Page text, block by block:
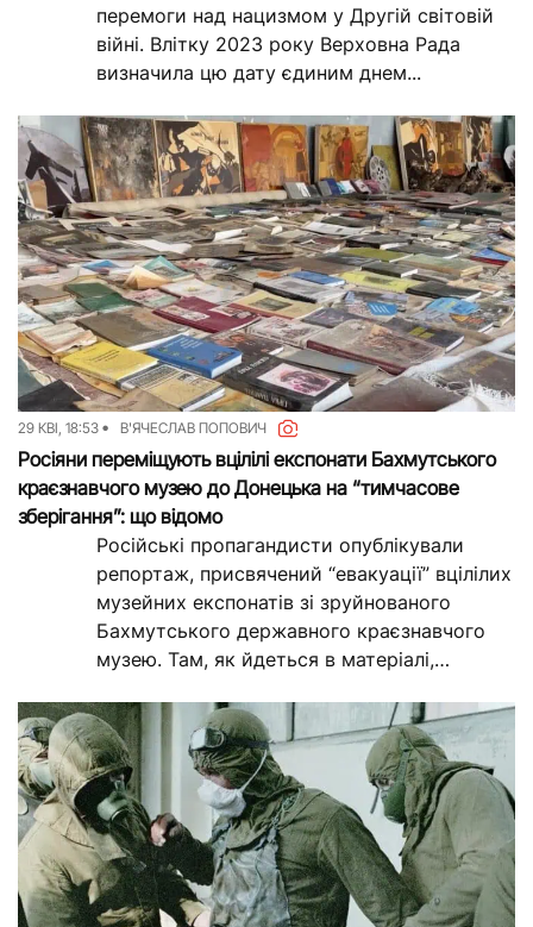
перемоги над нацизмом у Другій світовій
війні. Влітку 2023 року Верховна Рада
визначила цю дату єдиним днем...
29 КВІ, 18:53 В'ЯЧЕСЛАВ ПОПОВИЧ
Росіяни переміщують вцілілі експонати Бахмутського
краєзнавчого музею до Донецька на “тимчасове
зберігання”: що відомо
Російські пропагандисти опублікували
репортаж, присвячений “евакуації” вцілілих
музейних експонатів зі зруйнованого
Бахмутського державного краєзнавчого
музею. Там, як йдеться в матеріалі,
старовинні фото, документи, книги й...